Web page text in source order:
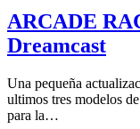
ARCADE
Dreamcast
Una pequeña
ultimos tres modelos
para la…